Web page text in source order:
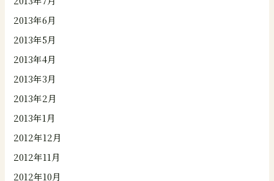
2013年6月
2013年5月
2013年4月
2013年3月
2013年2月
2013年1月
2012年12月
2012年11月
2012年10月